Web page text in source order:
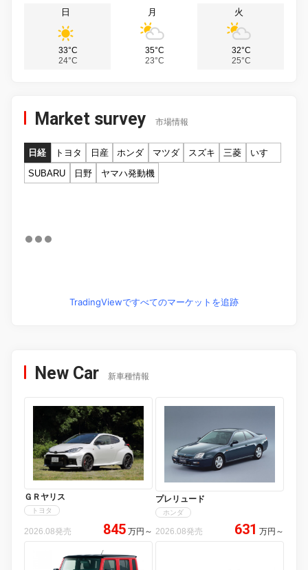
日
33°C
24°C
月
35°C
23°C
火
32°C
25°C
Market survey 市場情報
日経 トヨタ 日産 ホンダ マツダ スズキ 三菱
いすゞ
SUBARU
日野 ヤマハ発動機
TradingViewですべてのマーケットを追跡
New Car 新車種情報
ＧＲヤリス
トヨタ
2026.08発売 845 万円 ～
プレリュード
ホンダ
2026.08発売 631 万円 ～